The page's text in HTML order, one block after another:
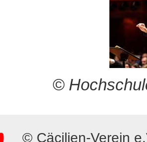
©
© Cäcilien-Verein